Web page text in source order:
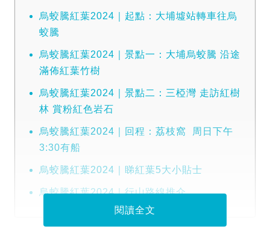
烏蛟騰紅葉2024｜起點：大埔墟站轉車往烏
蛟騰
烏蛟騰紅葉2024｜景點一：大埔烏蛟騰 沿途
滿佈紅葉竹樹
烏蛟騰紅葉2024｜景點二：三椏灣 走訪紅樹
林 賞粉紅色岩石
烏蛟騰紅葉2024｜回程：荔枝窩 周日下午
3:30有船
烏蛟騰紅葉2024｜睇紅葉5大小貼士
烏蛟騰紅葉2024｜行山路線推介
閱讀全文